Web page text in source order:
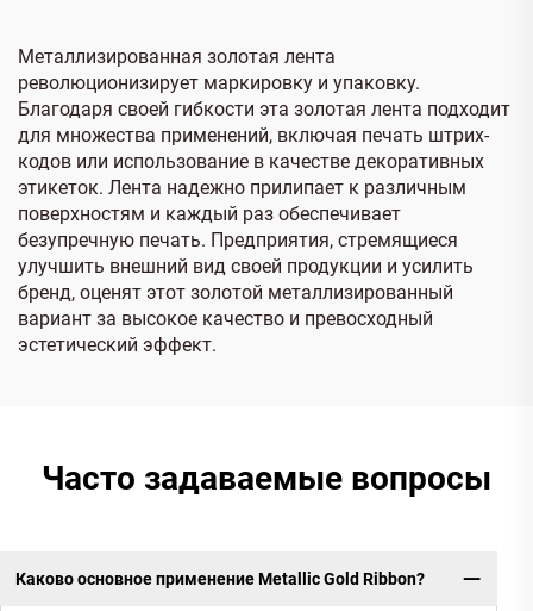
Металлизированная золотая лента
революционизирует маркировку и упаковку.
Благодаря своей гибкости эта золотая лента подходит
для множества применений, включая печать штрих-
кодов или использование в качестве декоративных
этикеток. Лента надежно прилипает к различным
поверхностям и каждый раз обеспечивает
безупречную печать. Предприятия, стремящиеся
улучшить внешний вид своей продукции и усилить
бренд, оценят этот золотой металлизированный
вариант за высокое качество и превосходный
эстетический эффект.
Часто задаваемые вопросы
Каково основное применение Metallic Gold Ribbon?